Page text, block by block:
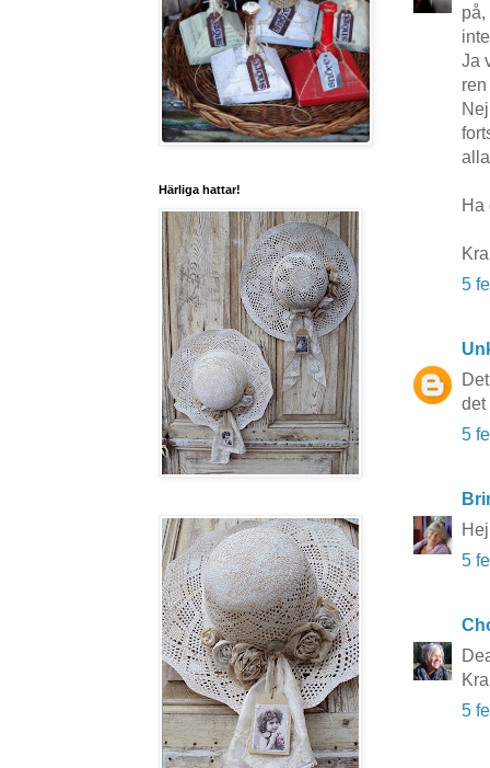
på,
Ja
Ha
5
det
5
5
5
Härliga hattar!